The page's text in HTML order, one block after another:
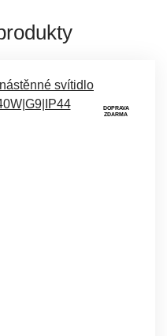
DOPRAVA
ZDARMA